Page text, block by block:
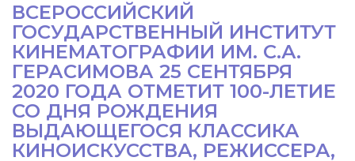
ВСЕРОССИЙСКИЙ
ГОСУДАРСТВЕННЫЙ ИНСТИТУТ
КИНЕМАТОГРАФИИ ИМ. С.А.
ГЕРАСИМОВА 25 СЕНТЯБРЯ
2020 ГОДА ОТМЕТИТ 100-ЛЕТИЕ
СО ДНЯ РОЖДЕНИЯ
ВЫДАЮЩЕГОСЯ КЛАССИКА
КИНОИСКУССТВА, РЕЖИССЕРА,